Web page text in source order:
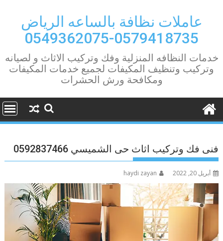
contentعاملات نظافة بالساعه الرياض
0579418735-0549362075
خدمات النظافه المنزلية وفك وتركيب الاثاث و لصيانه
وتركيب وتنظيف المكيفات لجميع خدمات المكيفات
ومكافحة ورش الحشرات
فنى فك وتركيب اثاث حى الشميسي 0592837466
أبريل 20, 2022 haydi zayan